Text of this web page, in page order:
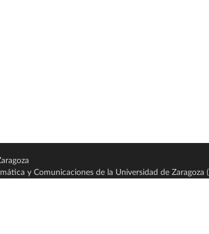
y Comunicaciones de la Universidad de Zaragoza (